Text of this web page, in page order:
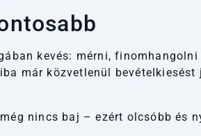
kevés: mérni,
már közvetlenül
nincs baj – ezért olcsóbb és